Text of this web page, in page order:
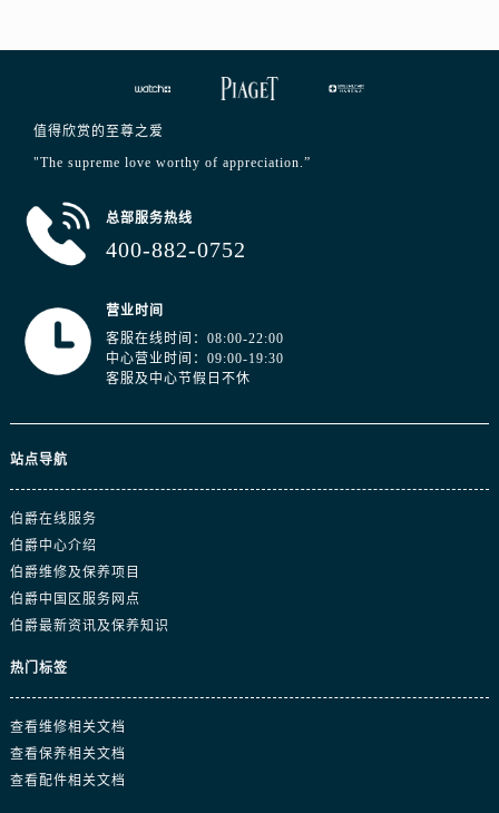
广东省潮州市潮安区新风路与潮汕路交汇处伯爵售后服务中心（需提前预约）
值得欣赏的至尊之爱
"The supreme love worthy of appreciation.”
总部服务热线
400-882-0752
营业时间
客服在线时间：08:00-22:00
中心营业时间：09:00-19:30
客服及中心节假日不休
站点导航
伯爵在线服务
伯爵中心介绍
伯爵维修及保养项目
伯爵中国区服务网点
伯爵最新资讯及保养知识
热门标签
查看维修相关文档
查看保养相关文档
查看配件相关文档